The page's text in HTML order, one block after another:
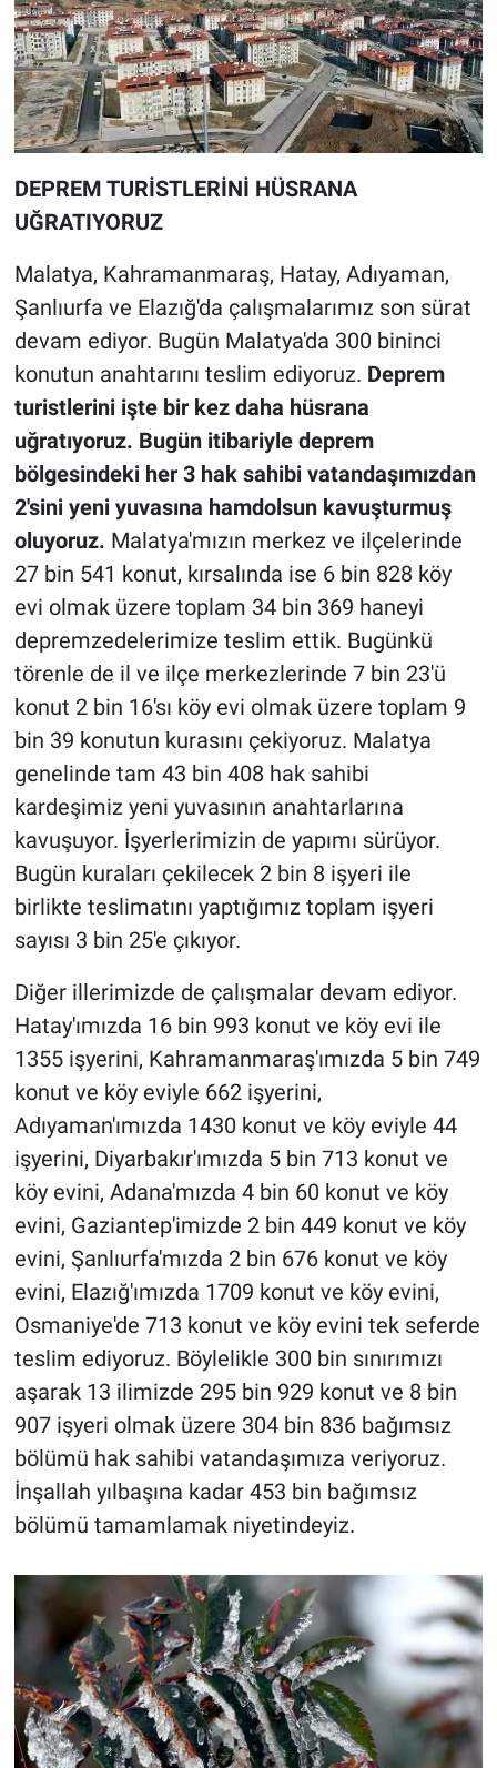
DEPREM TURİSTLERİNİ HÜSRANA
UĞRATIYORUZ
Malatya, Kahramanmaraş, Hatay, Adıyaman,
Şanlıurfa ve Elazığ'da çalışmalarımız son sürat
devam ediyor. Bugün Malatya'da 300 bininci
konutun anahtarını teslim ediyoruz. Deprem
turistlerini işte bir kez daha hüsrana
uğratıyoruz. Bugün itibariyle deprem
bölgesindeki her 3 hak sahibi vatandaşımızdan
2'sini yeni yuvasına hamdolsun kavuşturmuş
oluyoruz. Malatya'mızın merkez ve ilçelerinde
27 bin 541 konut, kırsalında ise 6 bin 828 köy
evi olmak üzere toplam 34 bin 369 haneyi
depremzedelerimize teslim ettik. Bugünkü
törenle de il ve ilçe merkezlerinde 7 bin 23'ü
konut 2 bin 16'sı köy evi olmak üzere toplam 9
bin 39 konutun kurasını çekiyoruz. Malatya
genelinde tam 43 bin 408 hak sahibi
kardeşimiz yeni yuvasının anahtarlarına
kavuşuyor. İşyerlerimizin de yapımı sürüyor.
Bugün kuraları çekilecek 2 bin 8 işyeri ile
birlikte teslimatını yaptığımız toplam işyeri
sayısı 3 bin 25'e çıkıyor.
Diğer illerimizde de çalışmalar devam ediyor.
Hatay'ımızda 16 bin 993 konut ve köy evi ile
1355 işyerini, Kahramanmaraş'ımızda 5 bin 749
konut ve köy eviyle 662 işyerini,
Adıyaman'ımızda 1430 konut ve köy eviyle 44
işyerini, Diyarbakır'ımızda 5 bin 713 konut ve
köy evini, Adana'mızda 4 bin 60 konut ve köy
evini, Gaziantep'imizde 2 bin 449 konut ve köy
evini, Şanlıurfa'mızda 2 bin 676 konut ve köy
evini, Elazığ'ımızda 1709 konut ve köy evini,
Osmaniye'de 713 konut ve köy evini tek seferde
teslim ediyoruz. Böylelikle 300 bin sınırımızı
aşarak 13 ilimizde 295 bin 929 konut ve 8 bin
907 işyeri olmak üzere 304 bin 836 bağımsız
bölümü hak sahibi vatandaşımıza veriyoruz.
İnşallah yılbaşına kadar 453 bin bağımsız
bölümü tamamlamak niyetindeyiz.